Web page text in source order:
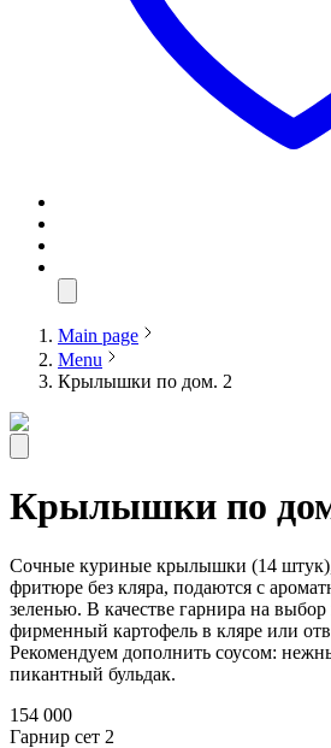
Main page
Menu
Крылышки по дом. 2
Крылышки по
Сочные куриные крылышки (14
фритюре без кляра, подаются с
зеленью. В качестве гарнира на выбор
фирменный картофель в кляре или
Рекомендуем дополнить соусом:
пикантный бульдак.
154 000
Гарнир сет 2